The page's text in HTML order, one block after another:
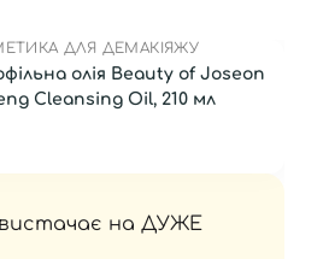
ДЛЯ ДЕМАКІЯЖУ
олія Beauty of Joseon
Cleansing Oil, 210 мл
вистачає на ДУЖЕ